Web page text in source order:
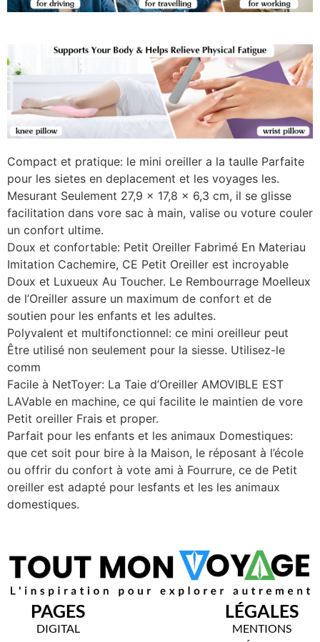
Compact et pratique: le mini oreiller a la taulle Parfaite
pour les sietes en deplacement et les voyages les.
Mesurant Seulement 27,9 x 17,8 x 6,3 cm, il se glisse
facilitation dans vore sac à main, valise ou voture couler
un confort ultime.
Doux et confortable: Petit Oreiller Fabrimé En Materiau
Imitation Cachemire, CE Petit Oreiller est incroyable
Doux et Luxueux Au Toucher. Le Rembourrage Moelleux
de l’Oreiller assure un maximum de confort et de
soutien pour les enfants et les adultes.
Polyvalent et multifonctionnel: ce mini oreilleur peut
Être utilisé non seulement pour la siesse. Utilisez-le
comm
Facile à NetToyer: La Taie d’Oreiller AMOVIBLE EST
LAVable en machine, ce qui facilite le maintien de vore
Petit oreiller Frais et proper.
Parfait pour les enfants et les animaux Domestiques:
que cet soit pour bire à la Maison, le réposant à l’école
ou offrir du confort à vote ami à Fourrure, ce de Petit
oreiller est adapté pour lesfants et les les animaux
domestiques.
PAGES
DIGITAL
LÉGALES
MENTIONS